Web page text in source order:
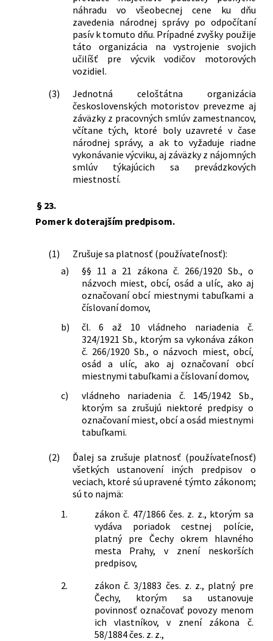
náhradu vo všeobecnej cene ku dňu
zavedenia národnej správy po odpočítaní
pasív k tomuto dňu. Prípadné zvyšky použije
táto organizácia na vystrojenie svojich
učilíšť pre výcvik vodičov motorových
vozidiel.
(3)
Jednotná celoštátna organizácia
československých motoristov prevezme aj
záväzky z pracovných smlúv zamestnancov,
včítane tých, ktoré boly uzavreté v čase
národnej správy, a ak to vyžaduje riadne
vykonávanie výcviku, aj záväzky z nájomných
smlúv týkajúcich sa prevádzkových
miestností.
§ 23.
Pomer k doterajším predpisom.
(1)
Zrušuje sa platnosť (používateľnosť):
a)
§§ 11 a 21 zákona č. 266/1920 Sb., o
názvoch miest, obcí, osád a ulíc, ako aj
označovaní obcí miestnymi tabuľkami a
číslovaní domov,
b)
čl. 6 až 10 vládneho nariadenia č.
324/1921 Sb., ktorým sa vykonáva zákon
č. 266/1920 Sb., o názvoch miest, obcí,
osád a ulíc, ako aj označovaní obcí
miestnymi tabuľkami a číslovaní domov,
c)
vládneho nariadenia č. 145/1942 Sb.,
ktorým sa zrušujú niektoré predpisy o
označovaní miest, obcí a osád miestnymi
tabuľkami.
(2)
Ďalej sa zrušuje platnosť (používateľnosť)
všetkých ustanovení iných predpisov o
veciach, ktoré sú upravené týmto zákonom;
sú to najmä:
1.
zákon č. 47/1866 čes. z. z., ktorým sa
vydáva poriadok cestnej polície,
platný pre Čechy okrem hlavného
mesta Prahy, v znení neskorších
predpisov,
2.
zákon č. 3/1883 čes. z. z., platný pre
Čechy, ktorým sa ustanovuje
povinnosť označovať povozy menom
ich vlastníkov, v znení zákona č.
58/1884 čes. z. z.,